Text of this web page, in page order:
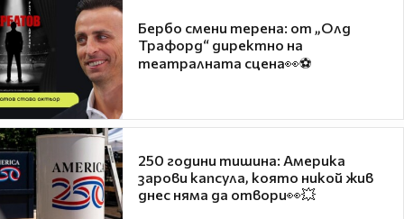
Бербо смени терена: от „Олд
Трафорд“ директно на
театралната сцена👀⚽
250 години тишина: Америка
зарови капсула, която никой жив
днес няма да отвори👀💥